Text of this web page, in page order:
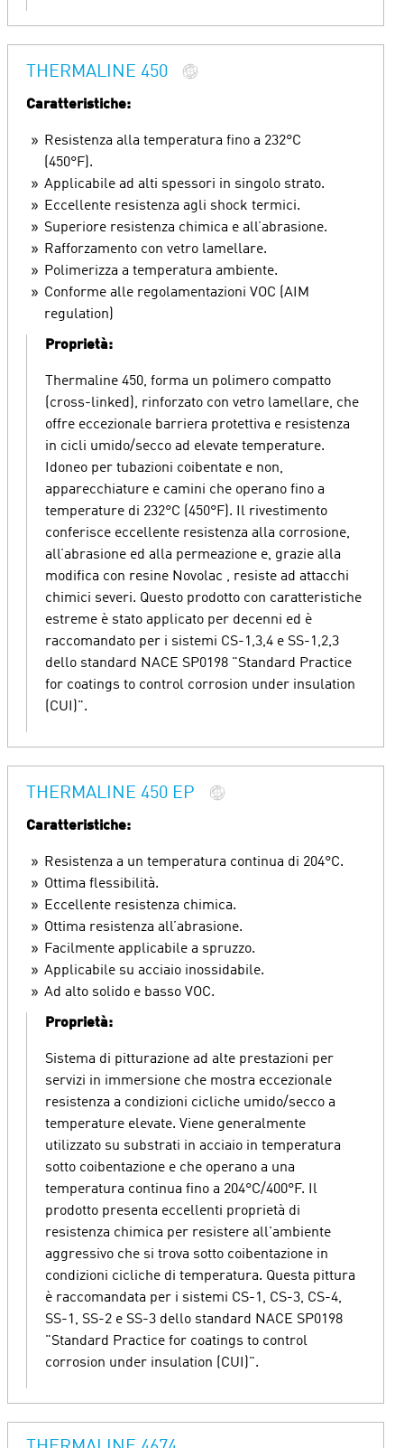
THERMALINE 450
Caratteristiche:
Resistenza alla temperatura fino a 232°C
(450°F).
Applicabile ad alti spessori in singolo strato.
Eccellente resistenza agli shock termici.
Superiore resistenza chimica e all’abrasione.
Rafforzamento con vetro lamellare.
Polimerizza a temperatura ambiente.
Conforme alle regolamentazioni VOC (AIM
regulation)
Proprietà:
Thermaline 450, forma un polimero compatto
(cross-linked), rinforzato con vetro lamellare, che
offre eccezionale barriera protettiva e resistenza
in cicli umido/secco ad elevate temperature.
Idoneo per tubazioni coibentate e non,
apparecchiature e camini che operano fino a
temperature di 232°C (450°F). Il rivestimento
conferisce eccellente resistenza alla corrosione,
all’abrasione ed alla permeazione e, grazie alla
modifica con resine Novolac , resiste ad attacchi
chimici severi. Questo prodotto con caratteristiche
estreme è stato applicato per decenni ed è
raccomandato per i sistemi CS-1,3,4 e SS-1,2,3
dello standard NACE SP0198 "Standard Practice
for coatings to control corrosion under insulation
(CUI)".
THERMALINE 450 EP
Caratteristiche:
Resistenza a un temperatura continua di 204°C.
Ottima flessibilità.
Eccellente resistenza chimica.
Ottima resistenza all’abrasione.
Facilmente applicabile a spruzzo.
Applicabile su acciaio inossidabile.
Ad alto solido e basso VOC.
Proprietà:
Sistema di pitturazione ad alte prestazioni per
servizi in immersione che mostra eccezionale
resistenza a condizioni cicliche umido/secco a
temperature elevate. Viene generalmente
utilizzato su substrati in acciaio in temperatura
sotto coibentazione e che operano a una
temperatura continua fino a 204°C/400°F. Il
prodotto presenta eccellenti proprietà di
resistenza chimica per resistere all'ambiente
aggressivo che si trova sotto coibentazione in
condizioni cicliche di temperatura. Questa pittura
è raccomandata per i sistemi CS-1, CS-3, CS-4,
SS-1, SS-2 e SS-3 dello standard NACE SP0198
"Standard Practice for coatings to control
corrosion under insulation (CUI)".